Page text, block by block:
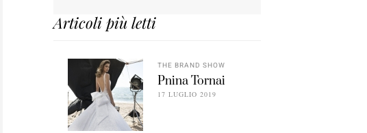
Articoli più letti
THE BRAND SHOW
Pnina Tornai
17 LUGLIO 2019